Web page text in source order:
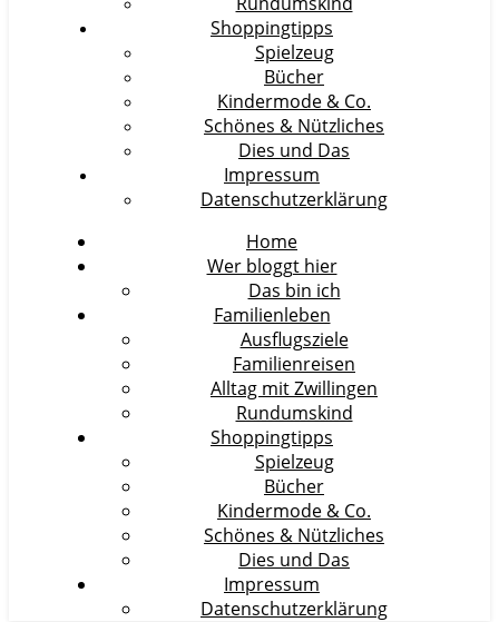
Shoppingtipps
Spielzeug
Bücher
Kindermode & Co.
Schönes & Nützliches
Dies und Das
Impressum
Datenschutzerklärung
Home
Wer bloggt hier
Das bin ich
Familienleben
Ausflugsziele
Familienreisen
Alltag mit Zwillingen
Rundumskind
Shoppingtipps
Spielzeug
Bücher
Kindermode & Co.
Schönes & Nützliches
Dies und Das
Impressum
Datenschutzerklärung